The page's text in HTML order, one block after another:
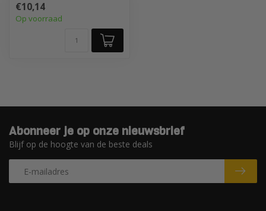
€10,14
Op voorraad
Abonneer je op onze nieuwsbrief
Blijf op de hoogte van de beste deals